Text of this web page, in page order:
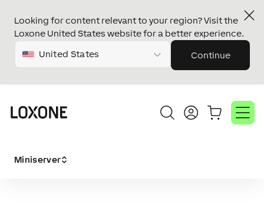
Looking for content relevant to your region? Visit the
Loxone United States website for a better experience.
United States Continue
Miniserver